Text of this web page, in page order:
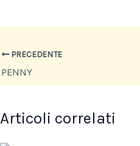
PRECEDENTE
PENNY
Articoli correlati